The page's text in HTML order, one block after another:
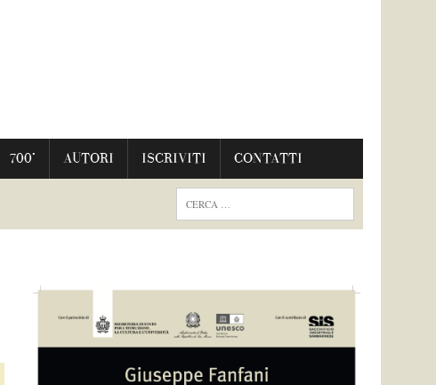
700° AUTORI ISCRIVITI CONTATTI